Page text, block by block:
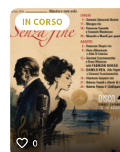
IN CORSO
0